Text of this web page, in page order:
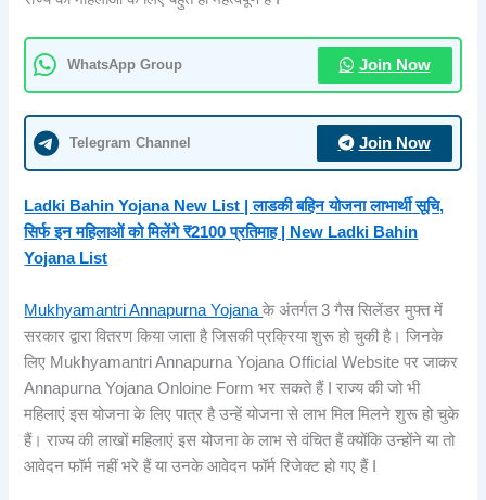
WhatsApp Group Join Now
Telegram Channel Join Now
Ladki Bahin Yojana New List | लाडकी बहिन योजना लाभार्थी सूचि,
सिर्फ इन महिलाओं को मिलेंगे ₹2100 प्रतिमाह | New Ladki Bahin
Yojana List
Mukhyamantri Annapurna Yojanaके अंतर्गत 3 गैस सिलेंडर मुफ्त में
सरकार द्वारा वितरण किया जाता है जिसकी प्रक्रिया शुरू हो चुकी है। जिनके
लिए Mukhyamantri Annapurna Yojana Official Website पर जाकर
Annapurna Yojana Onloine Form भर सकते हैं I राज्य की जो भी
महिलाएं इस योजना के लिए पात्र है उन्हें योजना से लाभ मिल मिलने शुरू हो चुके
हैं। राज्य की लाखों महिलाएं इस योजना के लाभ से वंचित हैं क्योंकि उन्होंने या तो
आवेदन फॉर्म नहीं भरे हैं या उनके आवेदन फॉर्म रिजेक्ट हो गए हैं I